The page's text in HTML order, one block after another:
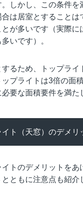
しかし、この条件を
は居室とすることは
が多いです（実際に
いです）。
するため、トップライ
プライトは3倍の面
要な面積要件を満た
イト（天窓）のデメリ
トのデメリットをあ
ともに注意点も紹介